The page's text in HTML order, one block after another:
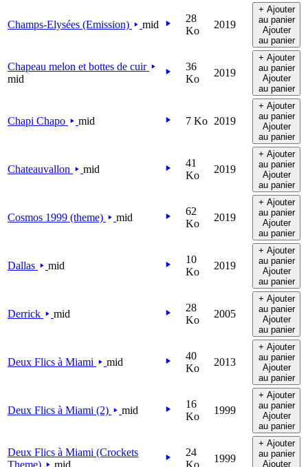
Champs-Elysées (Emission) mid
28
Ko
2019
+ Ajouter
au panier
Ajouter
au panier
Chapeau melon et bottes de cuir
mid
36
Ko
2019
+ Ajouter
au panier
Ajouter
au panier
Chapi Chapo mid 7 Ko 2019
+ Ajouter
au panier
Ajouter
au panier
Chateauvallon mid
41
Ko
2019
+ Ajouter
au panier
Ajouter
au panier
Cosmos 1999 (theme) mid
62
Ko
2019
+ Ajouter
au panier
Ajouter
au panier
Dallas mid
10
Ko
2019
+ Ajouter
au panier
Ajouter
au panier
Derrick mid
28
Ko
2005
+ Ajouter
au panier
Ajouter
au panier
Deux Flics à Miami mid
40
Ko
2013
+ Ajouter
au panier
Ajouter
au panier
Deux Flics à Miami (2) mid
16
Ko
1999
+ Ajouter
au panier
Ajouter
au panier
Deux Flics à Miami (Crockets
Theme)
mid
24
Ko
1999
+ Ajouter
au panier
Ajouter